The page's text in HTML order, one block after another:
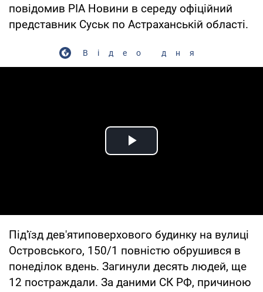
повідомив РІА Новини в середу офіційний
представник Суськ по Астраханській області.
Відео дня
Play Video
Під'їзд дев'ятиповерхового будинку на вулиці
Островського, 150/1 повністю обрушився в
понеділок вдень. Загинули десять людей, ще
12 постраждали. За даними СК РФ, причиною